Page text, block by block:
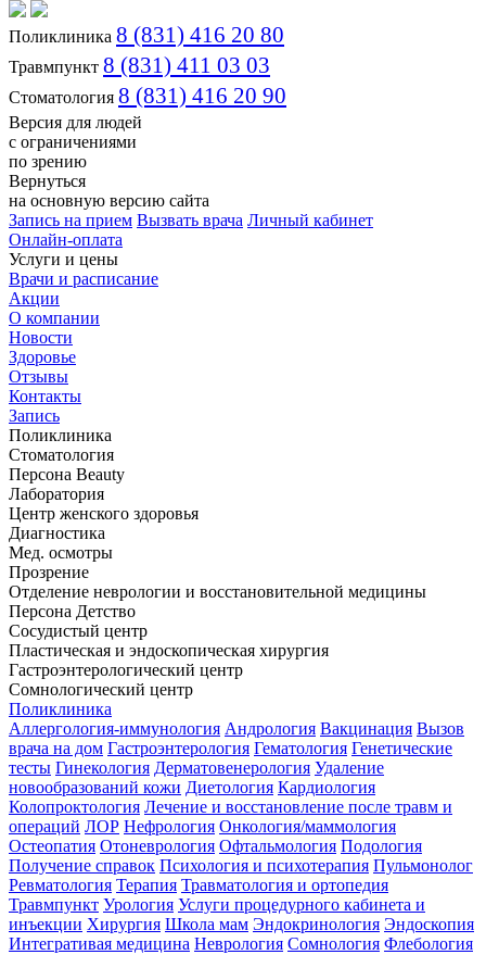
Поликлиника 8 (831) 416 20 80
Травмпункт 8 (831) 411 03 03
Стоматология 8 (831) 416 20 90
Версия для людей
с ограничениями
по зрению
Вернуться
на основную версию сайта
Запись на прием Вызвать врача Личный кабинет
Онлайн-оплата
Услуги и цены
Врачи и расписание
Акции
О компании
Новости
Здоровье
Отзывы
Контакты
Запись
Поликлиника
Стоматология
Персона Beauty
Лаборатория
Центр женского здоровья
Диагностика
Мед. осмотры
Прозрение
Отделение неврологии и восстановительной медицины
Персона Детство
Сосудистый центр
Пластическая и эндоскопическая хирургия
Гастроэнтерологический центр
Сомнологический центр
Поликлиника
Аллергология-иммунология Андрология Вакцинация Вызов
врача на дом Гастроэнтерология Гематология Генетические
тесты Гинекология Дерматовенерология Удаление
новообразований кожи Диетология Кардиология
Колопроктология Лечение и восстановление после травм и
операций ЛОР Нефрология Онкология/маммология
Остеопатия Отоневрология Офтальмология Подология
Получение справок Психология и психотерапия Пульмонолог
Ревматология Терапия Травматология и ортопедия
Травмпункт Урология Услуги процедурного кабинета и
инъекции Хирургия Школа мам Эндокринология Эндоскопия
Интегративая медицина Неврология Сомнология Флебология